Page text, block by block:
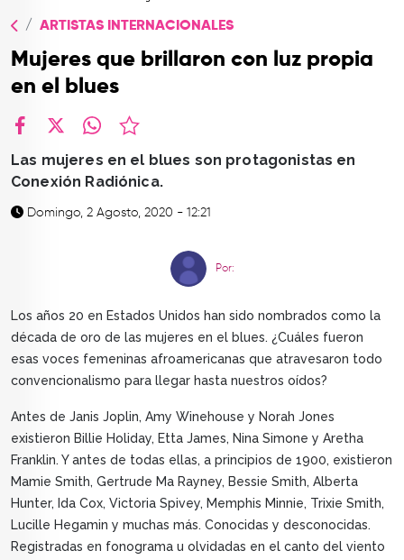
CONTACTO
ARTISTAS INTERNACIONALES
Mujeres que brillaron con luz propia
en el blues
Las mujeres en el blues son protagonistas en
Conexión Radiónica.
Domingo, 2 Agosto, 2020 - 12:21
Por:
Los años 20 en Estados Unidos han sido nombrados como la
década de oro de las mujeres en el blues. ¿Cuáles fueron
esas voces femeninas afroamericanas que atravesaron todo
convencionalismo para llegar hasta nuestros oídos?
Antes de Janis Joplin, Amy Winehouse y Norah Jones
existieron Billie Holiday, Etta James, Nina Simone y Aretha
Franklin. Y antes de todas ellas, a principios de 1900, existieron
Mamie Smith, Gertrude Ma Rayney, Bessie Smith, Alberta
Hunter, Ida Cox, Victoria Spivey, Memphis Minnie, Trixie Smith,
Lucille Hegamin y muchas más. Conocidas y desconocidas.
Registradas en fonograma u olvidadas en el canto del viento